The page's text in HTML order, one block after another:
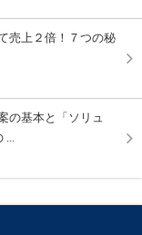
売上２倍！７つの秘
の基本と「ソリュ